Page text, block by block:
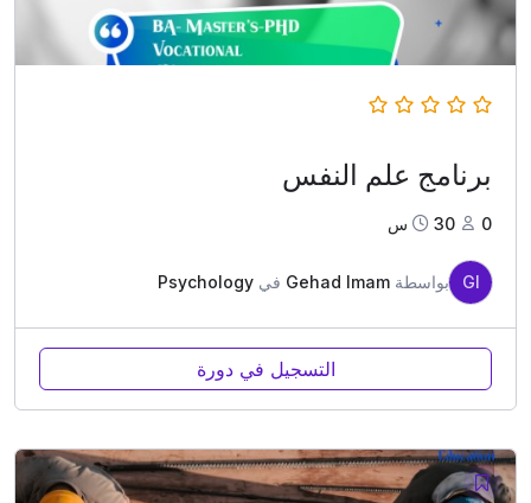
برنامج علم النفس
0 30س
GI بواسطة Gehad Imam في Psychology
التسجيل في دورة